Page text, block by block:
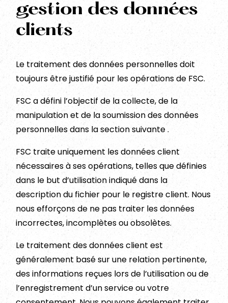
gestion des données
clients
Le traitement des données personnelles doit
toujours être justifié pour les opérations de FSC.
FSC a défini l’objectif de la collecte, de la
manipulation et de la soumission des données
personnelles dans la section suivante .
FSC traite uniquement les données client
nécessaires à ses opérations, telles que définies
dans le but d’utilisation indiqué dans la
description du fichier pour le registre client. Nous
nous efforçons de ne pas traiter les données
incorrectes, incomplètes ou obsolètes.
Le traitement des données client est
généralement basé sur une relation pertinente,
des informations reçues lors de l’utilisation ou de
l’enregistrement d’un service ou votre